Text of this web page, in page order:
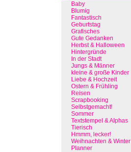
Baby
Blumig
Fantastisch
Geburtstag
Grafisches
Gute Gedanken
Herbst & Halloween
Hintergründe
In der Stadt
Jungs & Männer
kleine & große Kinder
Liebe & Hochzeit
Ostern & Frühling
Reisen
Scrapbooking
Selbstgemacht!
Sommer
Textstempel & Alphas
Tierisch
Hmmm, lecker!
Weihnachten & Winter
Planner